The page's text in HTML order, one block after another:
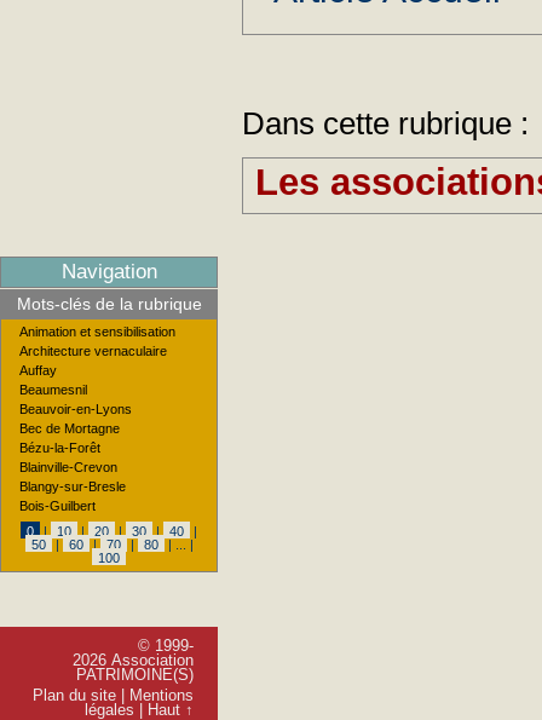
Dans cette rubrique :
Les
Navigation
Mots-clés de la rubrique
Animation et sensibilisation
Architecture vernaculaire
Auffay
Beaumesnil
Beauvoir-en-Lyons
Bec de Mortagne
Bézu-la-Forêt
Blainville-Crevon
Blangy-sur-Bresle
Bois-Guilbert
0
| 10 | 20 | 30 | 40
|
50
| 60 | 70 | 80 |
|
100
© 1999-
2026 Association
PATRIMOINE(S)
Plan du site
Mentions
légales
Haut ↑